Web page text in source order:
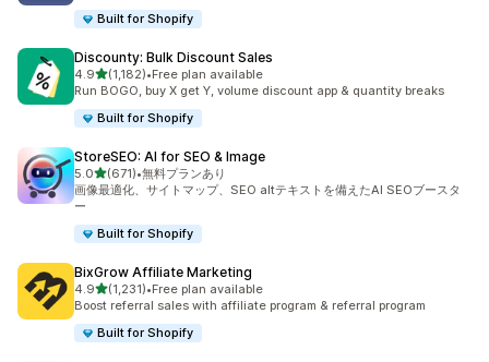
Built for Shopify
Discounty: Bulk Discount Sales
4.95つ星中
(1,182)
合計レビュー数：1182件
•Free plan available
Run BOGO, buy X get Y, volume discount app & quantity breaks
Built for Shopify
StoreSEO: AI for SEO & Image
5.05つ星中
(671)
合計レビュー数：671件
•無料プランあり
画像最適化、サイトマップ、SEO altテキストを備えたAI SEOブースタ
ー
Built for Shopify
BixGrow Affiliate Marketing
4.95つ星中
(1,231)
合計レビュー数：1231件
•Free plan available
Boost referral sales with affiliate program & referral program
Built for Shopify